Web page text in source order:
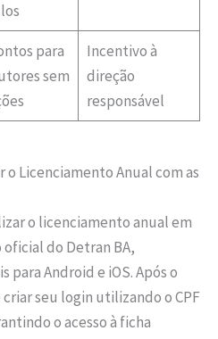
para
sem
Incentivo à
direção
responsável
o Licenciamento Anual com as
o licenciamento anual em
oficial do Detran BA,
para Android e iOS. Após o
seu login utilizando o CPF
o acesso à ficha